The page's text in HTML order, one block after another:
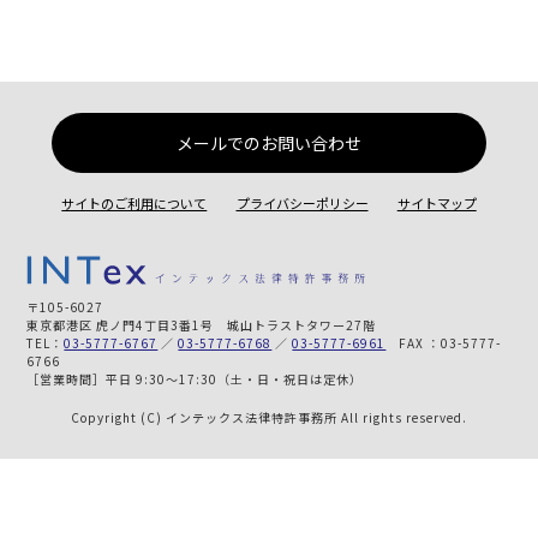
メールでのお問い合わせ
サイトのご利用について プライバシーポリシー サイトマップ
〒105-6027
東京都港区 虎ノ門4丁目3番1号 城山トラストタワー27階
TEL：03-5777-6767 ／03-5777-6768 ／03-5777-6961
FAX ：03-5777-
6766
［営業時間］平日 9:30～17:30（土・日・祝日は定休）
Copyright (C) インテックス法律特許事務所 All rights reserved.